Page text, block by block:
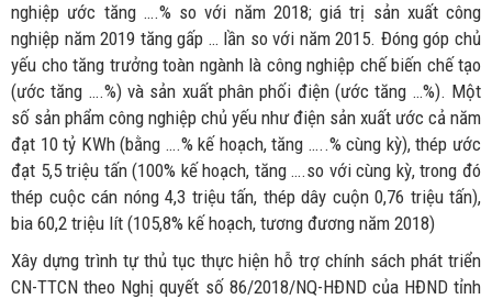
nghiệp ước tăng ….% so với năm 2018; giá trị sản xuất công
nghiệp năm 2019 tăng gấp … lần so với năm 2015. Đóng góp chủ
yếu cho tăng trưởng toàn ngành là công nghiệp chế biến chế tạo
(ước tăng ….%) và sản xuất phân phối điện (ước tăng …%). Một
số sản phẩm công nghiệp chủ yếu như điện sản xuất ước cả năm
đạt 10 tỷ KWh (bằng ….% kế hoạch, tăng …..% cùng kỳ), thép ước
đạt 5,5 triệu tấn (100% kế hoạch, tăng ….so với cùng kỳ, trong đó
thép cuộc cán nóng 4,3 triệu tấn, thép dây cuộn 0,76 triệu tấn),
bia 60,2 triệu lít (105,8% kế hoạch, tương đương năm 2018)
Xây dựng trình tự thủ tục thực hiện hỗ trợ chính sách phát triển
CN-TTCN theo Nghị quyết số 86/2018/NQ-HĐND của HĐND tỉnh